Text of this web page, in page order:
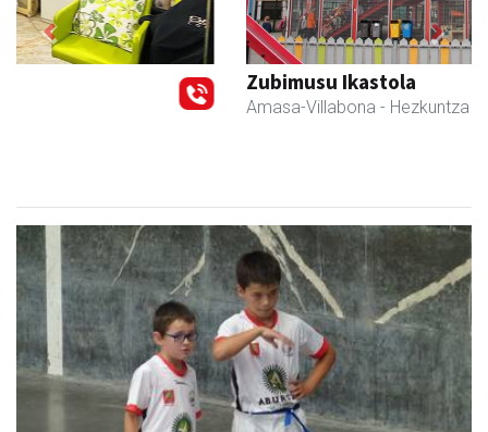
Zubimusu Ikastola
- Hezkuntza
Previous Next